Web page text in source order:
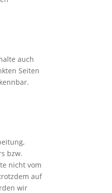
auch
Seiten
bzw.
nicht vom
auf
wir